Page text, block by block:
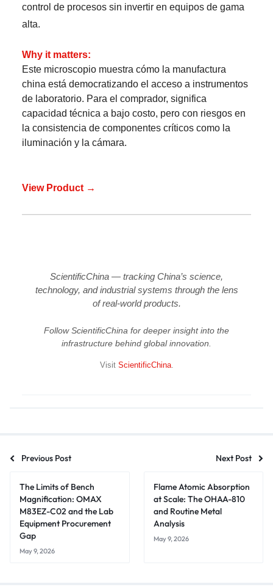
control de procesos sin invertir en equipos de gama
alta.
Why it matters:
Este microscopio muestra cómo la manufactura
china está democratizando el acceso a instrumentos
de laboratorio. Para el comprador, significa
capacidad técnica a bajo costo, pero con riesgos en
la consistencia de componentes críticos como la
iluminación y la cámara.
View Product →
ScientificChina — tracking China’s science,
technology, and industrial systems through the lens
of real-world products.
Follow ScientificChina for deeper insight into the
infrastructure behind global innovation.
Visit ScientificChina.
Previous Post Next Post
The Limits of Bench
Magnification: OMAX
M83EZ-C02 and the Lab
Equipment Procurement
Gap
May 9, 2026
Flame Atomic Absorption
at Scale: The OHAA-810
and Routine Metal
Analysis
May 9, 2026